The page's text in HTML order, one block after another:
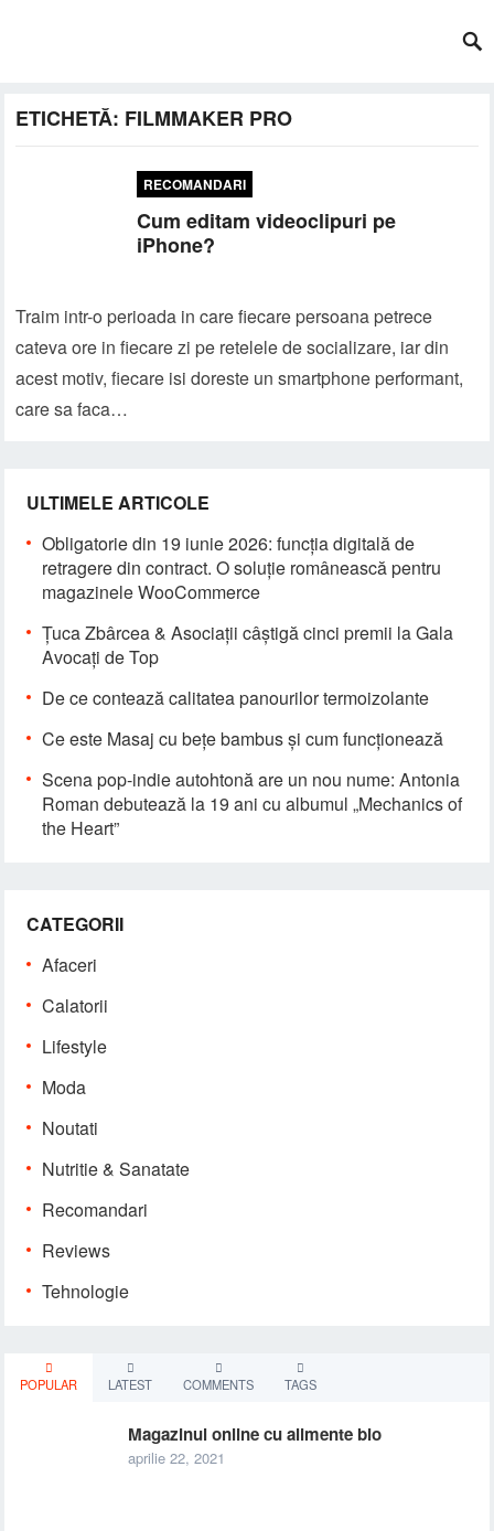
ETICHETĂ: FILMMAKER PRO
RECOMANDARI
Cum editam videoclipuri pe
iPhone?
Traim intr-o perioada in care fiecare persoana petrece
cateva ore in fiecare zi pe retelele de socializare, iar din
acest motiv, fiecare isi doreste un smartphone performant,
care sa faca…
ULTIMELE ARTICOLE
Obligatorie din 19 iunie 2026: funcția digitală de
retragere din contract. O soluție românească pentru
magazinele WooCommerce
Țuca Zbârcea & Asociații câștigă cinci premii la Gala
Avocați de Top
De ce contează calitatea panourilor termoizolante
Ce este Masaj cu bețe bambus și cum funcționează
Scena pop-indie autohtonă are un nou nume: Antonia
Roman debutează la 19 ani cu albumul „Mechanics of
the Heart”
CATEGORII
Afaceri
Calatorii
Lifestyle
Moda
Noutati
Nutritie & Sanatate
Recomandari
Reviews
Tehnologie
POPULAR LATEST COMMENTS TAGS
Magazinul online cu alimente bio
aprilie 22, 2021